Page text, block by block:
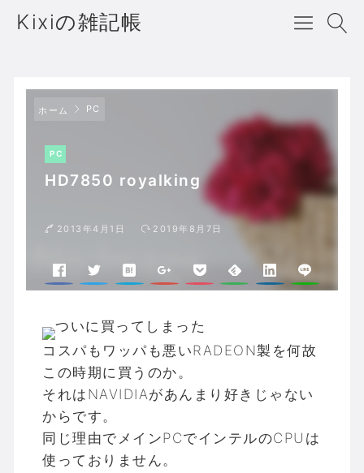
Kixiの雑記帳
ホーム PC
PC
HD7850 royalking
2013年4月1日 2019年8月7日
ついに買ってしまった
コスパもワッパも悪いRADEON製を何故
この時期に買うのか。
それはNAVIDIAがあんまり好きじゃない
からです。
同じ理由でメインPCでインテルのCPUは
使っておりません。